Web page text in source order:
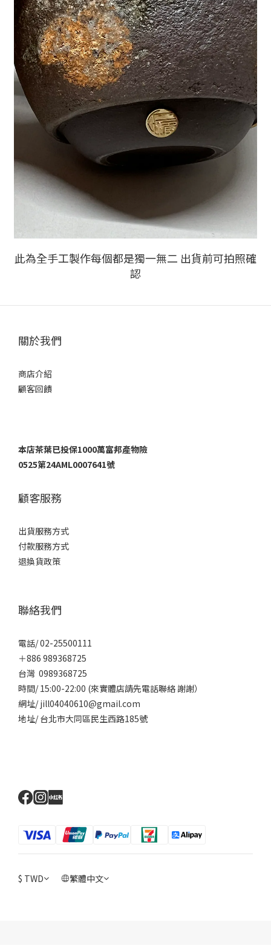
此為全手工製作每個都是獨一無二 出貨前可拍照確
認
關於我們
商店介紹
顧客回饋
本店茶葉已投保1000萬富邦產物險
0525第24AML0007641號
顧客服務
出貨服務方式
付款服務方式
退換貨政策
聯絡我們
電話/ 02-25500111
＋886 989368725
台灣 0989368725
時間/ 15:00-22:00 (來實體店請先電話聯絡 謝謝）
網址/ jill04040610@gmail.com
地址/ 台北市大同區民生西路185號
$ TWD 繁體中文